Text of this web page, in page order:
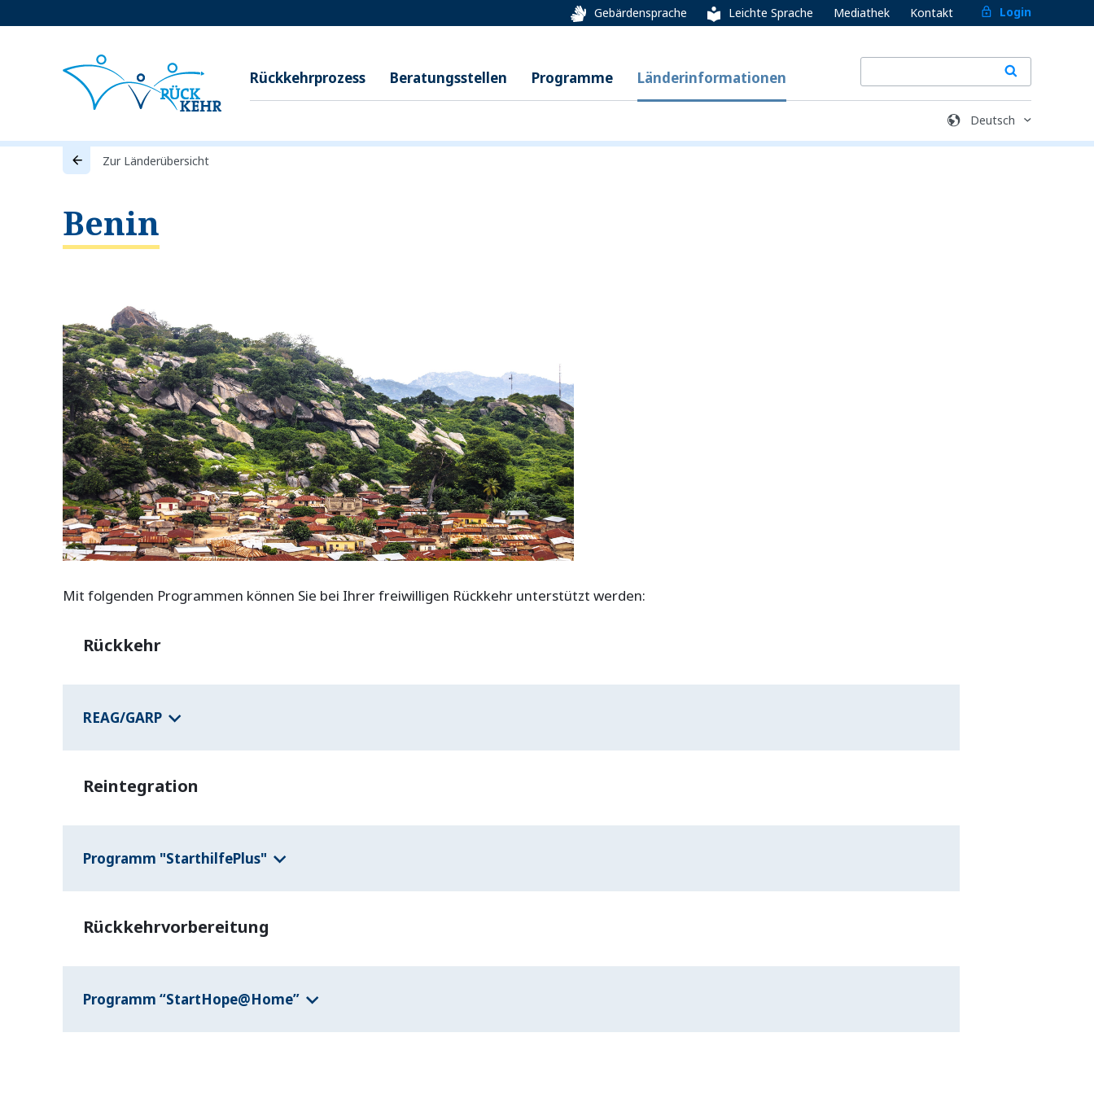
Gebärdensprache Leichte Sprache Mediathek Kontakt Login
Rückkehrprozess Beratungsstellen Programme Länderinformationen
Zur Länderübersicht
Benin
Mit folgenden Programmen können Sie bei Ihrer freiwilligen Rückkehr unterstützt werden:
Rückkehr
REAG/GARP
Reintegration
Programm "StarthilfePlus"
Rückkehrvorbereitung
Programm “StartHope@Home”